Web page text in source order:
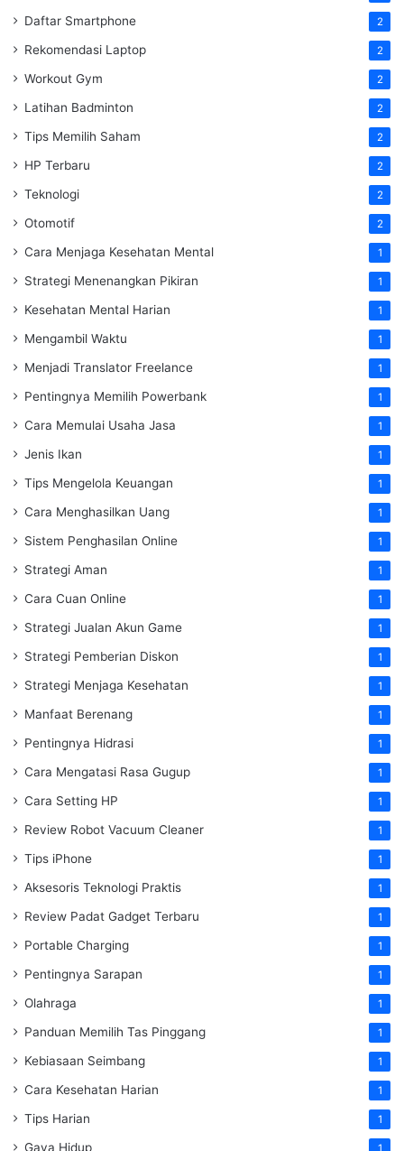
Daftar Smartphone 2
Rekomendasi Laptop 2
Workout Gym 2
Latihan Badminton 2
Tips Memilih Saham 2
HP Terbaru 2
Teknologi 2
Otomotif 2
Cara Menjaga Kesehatan Mental 1
Strategi Menenangkan Pikiran 1
Kesehatan Mental Harian 1
Mengambil Waktu 1
Menjadi Translator Freelance 1
Pentingnya Memilih Powerbank 1
Cara Memulai Usaha Jasa 1
Jenis Ikan 1
Tips Mengelola Keuangan 1
Cara Menghasilkan Uang 1
Sistem Penghasilan Online 1
Strategi Aman 1
Cara Cuan Online 1
Strategi Jualan Akun Game 1
Strategi Pemberian Diskon 1
Strategi Menjaga Kesehatan 1
Manfaat Berenang 1
Pentingnya Hidrasi 1
Cara Mengatasi Rasa Gugup 1
Cara Setting HP 1
Review Robot Vacuum Cleaner 1
Tips iPhone 1
Aksesoris Teknologi Praktis 1
Review Padat Gadget Terbaru 1
Portable Charging 1
Pentingnya Sarapan 1
Olahraga 1
Panduan Memilih Tas Pinggang 1
Kebiasaan Seimbang 1
Cara Kesehatan Harian 1
Tips Harian 1
Gaya Hidup 1